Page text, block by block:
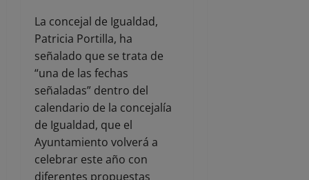
La concejal de Igualdad,
Patricia Portilla, ha
señalado que se trata de
“una de las fechas
señaladas” dentro del
calendario de la concejalía
de Igualdad, que el
Ayuntamiento volverá a
celebrar este año con
diferentes propuestas